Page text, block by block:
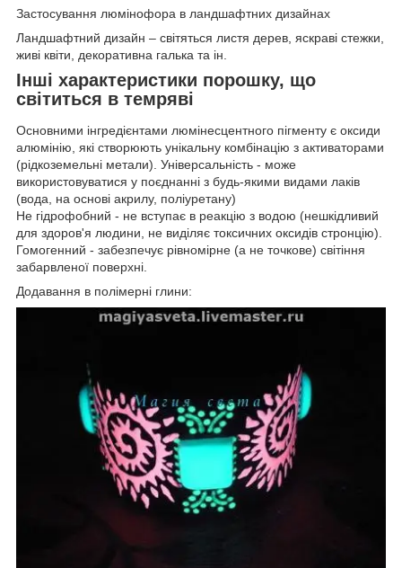
Застосування люмінофора в ландшафтних дизайнах
Ландшафтний дизайн – світяться листя дерев, яскраві стежки,
живі квіти, декоративна галька та ін.
Інші характеристики порошку, що
світиться в темряві
Основними інгредієнтами люмінесцентного пігменту є оксиди
алюмінію, які створюють унікальну комбінацію з активаторами
(рідкоземельні метали). Універсальність - може
використовуватися у поєднанні з будь-якими видами лаків
(вода, на основі акрилу, поліуретану)
Не гідрофобний - не вступає в реакцію з водою (нешкідливий
для здоров'я людини, не виділяє токсичних оксидів стронцію).
Гомогенний - забезпечує рівномірне (а не точкове) світіння
забарвленої поверхні.
Додавання в полімерні глини: